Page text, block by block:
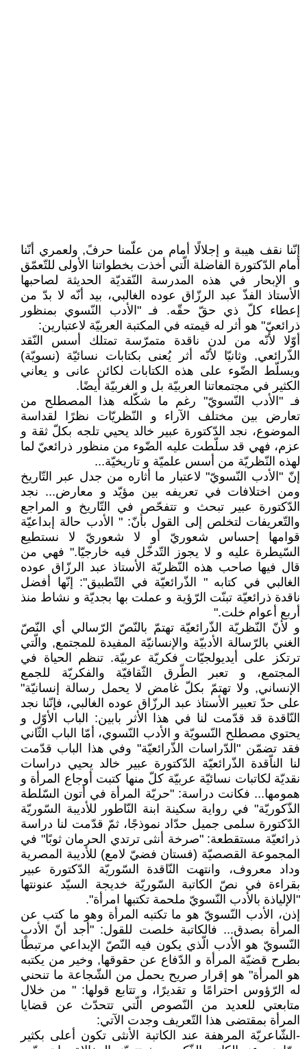
إنّنا نقف هيبة و إجلالًا أمام من علّمنا حرفً, ولعمري أنّنا
أمام الدّكتورة الفاضلة الّتي أخذت بخطواتنا الأولى للتّعمّق
و الإبحار في هذه المدرسة النّقديّة الحديثة لصاحبها
الأستاذ الفذّ عبد الرزّاق عوده الغالبي، بيد أنّه لا بدّ من
إعطاء كلّ ذي حقّ حقّه. فـ "الأدب النّسوي بمنظور
ذرائعيّ" هو أثر له قيمته في المكتبة العربيّة لاعتبارين:
أوّلا لأنّه من لدن ناقدة متمرّسة تمتلك أسس النّقد
الذّرائعي, وثانيّا لأنّه أثر يُعنى بكتابات نسائيّة (نسويّة)
ويسلّط الضّوء على هذه الكتابات لكائن عانى و يعاني
الكثير في مجتمعاتنا العربيّة بل و الغربيّة أيضًا.
فـ "الأدب النّسويّ" رغم ما شكّله هذا المصطلح من
تعارض بين مختلف الآراء و النّظريّات نظرًا لقداسة
الموضوع، نجد الدّكتورة عبير خالد يحيي تلجه بكلّ ثقة و
عزم، فهي قد سلّطت عليه الضّوء من منظور ذرائعيّ لما
لهذه النّظريّة من أسس علميّة و تاريخيّة...
إنّ "الأدب النّسويّ" لاعتبار ما أثاره من جدل عبر التّاريخ
ومن اختلافات في تعريفه بين مؤيّد و معارض... نجد
الدّكتورة عبير تبحث و تتفحّص في التّاريخ و المراجع
والتّعريفات لتخلص إلى القول بأنّ: " الأدب حالة إبداعيّة
قوامها إحساس شعوريّ أو لا شعوريّ لا نستطيع
السّيطرة عليه و لا يجوز التّدخّل فيه خارجيّا." فهي من
قال فيها صاحب هذه النّظريّة الأستاذ عبد الرزّاق عوده
الغالبي في كتابه " الذّرائعيّة في التّطبيق": إنّها أفضل
ناقدة ذرائعيّة تبنّت الرّؤية و عملت بها بجديّة و نشاط منذ
أربع أعوام خلت."
و لأنّ النّظريّة الذّرائعيّة تهتمّ بالنّصّ الرّسالي أي النّصّ
الغني بالرّسالة الأدبيّة والإنسانيّة المفيدة للمجتمع, والّتي
ترتكز على أيديولجيّات فكريّة عربيّة. تنظم الحياة في
المجتمع، و تعبر الطّرق الثّقافيّة والفكريّة للجمع
الإنساني, ولا تهتمّ بكلّ غامض لا يحمل رسالة إنسانيّة"
على حدّ تعبير الأستاذ عبد الرزّاق عوده الغالبي، فإنّنا نجد
النّاقدة قد قدّمت لنا في هذا الأثر بابين: الباب الأوّل و
يحتوي مصطلح النّسويّة و الأدب النّسوي، أمّا الباب الثّاني
فقد تضمّن "الدّراسات الذّرائعيّة" وفي هذا الباب قدّمت
لنا الناّقدة الذّرائعيّة الدّكتورة عبير خالد يحيي دراسات
نقديّة لكاتبات نسائيّة عربيّة كلّ منها كتبت أوجاع المرأة و
همومها... فكانت دراسة: "حريّة المرأة في أتون السّلطة
الذّكوريّة" في رواية سكينة ابنة النّاطور للأديبة السّوريّة
الدّكتورة سلمى جميل حدّاد نموذجًا، ثمّ قدّمت لنا دراسة
ذرائعيّة مستقطعة: "صرخة أنثى ترتدي الحرمان ثوبًا" في
المجموعة القصصيّة (فستان فضيّ لامع) للأديبة المصرية
وداد معروف، وانتهت النّاقدة السّوريّة الدّكتورة عبير
بقراءة في نصّ الكاتبة السّوريّة خديجة السيّد عنونتها
"الإلياذة بالأدب النّسويّ ملحمة تكتبها امرأة".
إذن، الأدب النّسويّ هو ما تكتبه المرأة وهو ما كتب عن
المرأة بصدق... فالكاتبة خلصت للقول: "أجد أنّ الأدب
النّسويّ هو الأدب الّذي يكون فيه النّصّ الإبداعي مرتبطًا
بطرح قضيّة المرأة و الدّفاع عن حقوقها, وخير من يكتبه
هو المرأة" هو إقرار صريح يحمل من الشّجاعة ما تنحني
له الرّؤوس احترامًا و تقديرًا، و تتابع قولها: " من خلال
متابعتي للعديد من النّصوص الّتي تتحدّث عن قضايا
المرأة بمقتضى هذا التّعريف وجدت الآتي:
-الشّاعريّة المرهفة عند الكاتبة الأنثى تكون أعلى بكثير